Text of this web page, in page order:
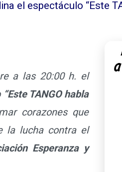
el espectáculo “Este
a las 20:00 h. el
“Este TANGO habla
corazones que
la lucha contra el
Esperanza y